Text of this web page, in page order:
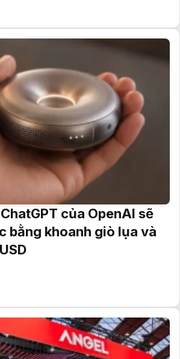
của OpenAI sẽ
bằng khoanh giò lụa và